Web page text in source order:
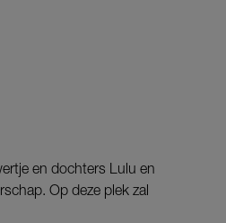
en dochters Lulu en
Op deze plek zal